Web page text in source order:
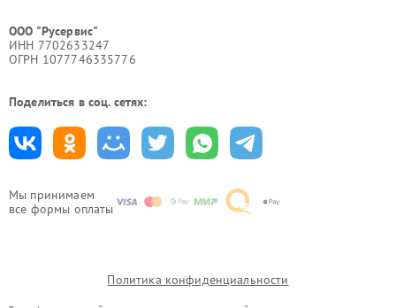
Мы принимаем
все формы оплаты
ООО "Русервис"
ИНН 7702633247
ОГРН 1077746335776
Поделиться в соц. сетях:
Политика конфиденциальности